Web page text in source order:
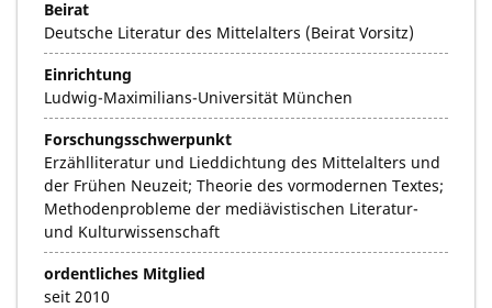
Beirat
Deutsche Literatur des Mittelalters (Beirat Vorsitz)
Einrichtung
Ludwig-Maximilians-Universität München
Forschungsschwerpunkt
Erzählliteratur und Lieddichtung des Mittelalters und
der Frühen Neuzeit; Theorie des vormodernen Textes;
Methodenprobleme der mediävistischen Literatur-
und Kulturwissenschaft
ordentliches Mitglied
seit 2010